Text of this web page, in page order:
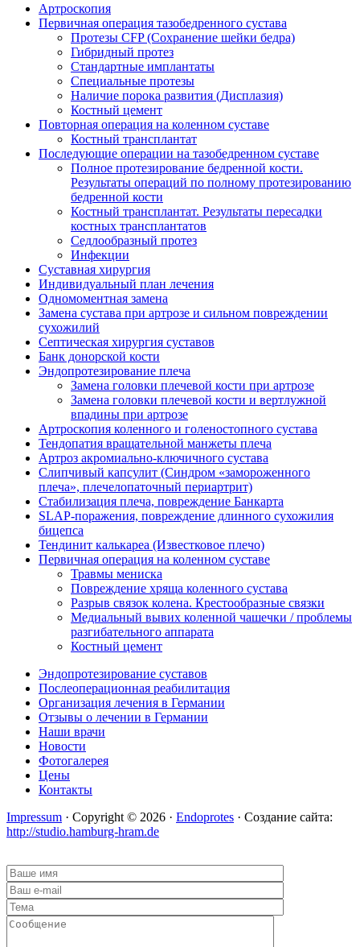
Артроскопия
Первичная операция тазобедренного сустава
Протезы CFP (Сохранение шейки бедра)
Гибридный протез
Стандартные имплантаты
Специальные протезы
Наличие порока развития (Дисплазия)
Костный цемент
Повторная операция на коленном суставе
Костный трансплантат
Последующие операции на тазобедренном суставе
Полное протезирование бедренной кости.
Результаты операций по полному протезированию
бедренной кости
Костный трансплантат. Результаты пересадки
костных трансплантатов
Седлообразный протез
Инфекции
Суставная хирургия
Индивидуальный план лечения
Одномоментная замена
Замена сустава при артрозе и сильном повреждении
сухожилий
Септическая хирургия суставов
Банк донорской кости
Эндопротезирование плеча
Замена головки плечевой кости при артрозе
Замена головки плечевой кости и вертлужной
впадины при артрозе
Артроскопия коленного и голеностопного сустава
Тендопатия вращательной манжеты плеча
Артроз акромиально-ключичного сустава
Слипчивый капсулит (Синдром «замороженного
плеча», плечелопаточный периартрит)
Стабилизация плеча, повреждение Банкарта
SLAP-поражения, повреждение длинного сухожилия
бицепса
Тендинит калькареа (Известковое плечо)
Первичная операция на коленном суставе
Травмы мениска
Повреждение хряща коленного сустава
Разрыв связок колена. Крестообразные связки
Медиальный вывих коленной чашечки / проблемы
разгибательного аппарата
Костный цемент
Эндопротезирование суставов
Послеоперационная реабилитация
Организация лечения в Германии
Отзывы о лечении в Германии
Наши врачи
Новости
Фотогалерея
Цены
Контакты
Impressum · Copyright © 2026 · Endoprotes · Создание сайта:
http://studio.hamburg-hram.de